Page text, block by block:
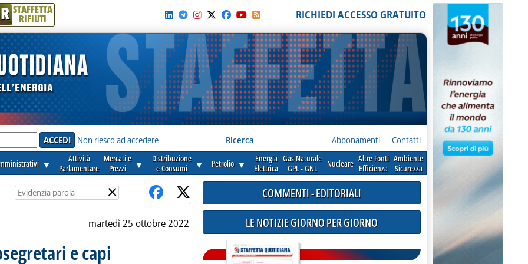
R STAFFETTA
RIFIUTI RICHIEDI ACCESSO GRATUITO
Non riesco ad accedere Ricerca Abbonamenti Contatti
▼
Attività
Parlamentare
Mercati e
Prezzi
▼
Distribuzione
e Consumi
▼ Petrolio ▼
Energia
Elettrica
Gas Naturale
GPL - GNL
Nucleare Altre Fonti
Efficienza
Ambiente
Sicurezza
×
martedì 25 ottobre 2022
e capi
COMMENTI - EDITORIALI
LE NOTIZIE GIORNO PER GIORNO